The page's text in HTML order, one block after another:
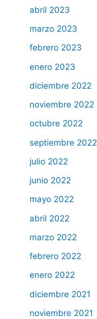
abril 2023
marzo 2023
febrero 2023
enero 2023
diciembre 2022
noviembre 2022
octubre 2022
septiembre 2022
julio 2022
junio 2022
mayo 2022
abril 2022
marzo 2022
febrero 2022
enero 2022
diciembre 2021
noviembre 2021